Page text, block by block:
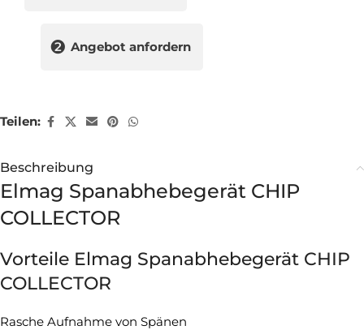
❷ Angebot anfordern
Teilen:
Beschreibung
Elmag Spanabhebegerät CHIP
COLLECTOR
Vorteile Elmag Spanabhebegerät CHIP
COLLECTOR
Rasche Aufnahme von Spänen